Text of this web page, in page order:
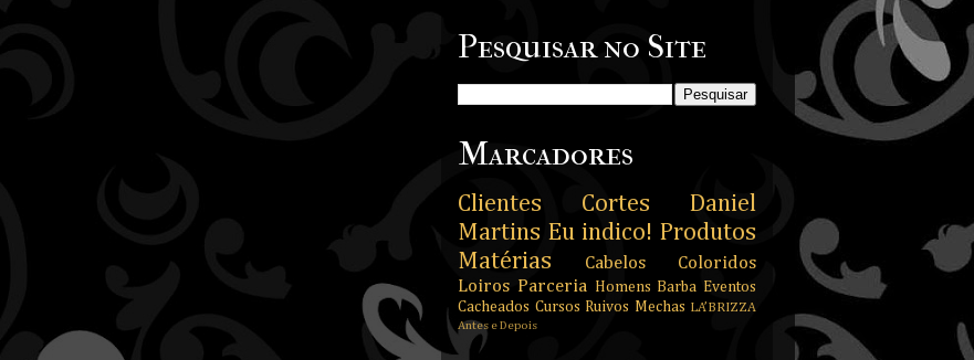
Pesquisar no Site
Marcadores
Clientes Cortes
Daniel
Martins Eu indico! Produtos
Matérias
Cabelos Coloridos
Loiros Parceria Homens Barba Eventos
Cacheados Cursos Ruivos Mechas LA’BRIZZA
Antes e Depois